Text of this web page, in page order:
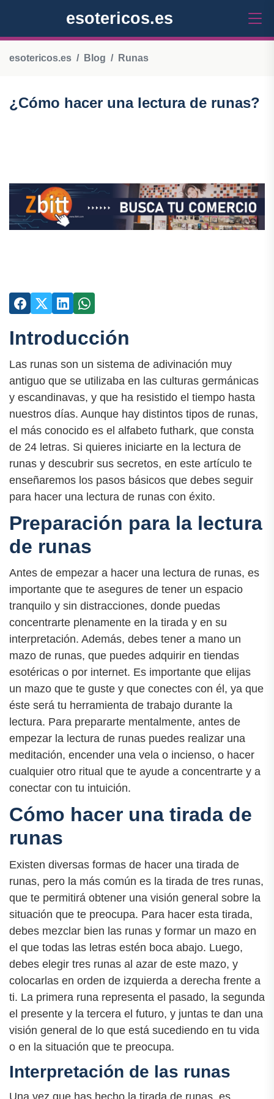
esotericos.es
esotericos.es Blog Runas
¿Cómo hacer una lectura de runas?
Introducción
Las runas son un sistema de adivinación muy
antiguo que se utilizaba en las culturas germánicas
y escandinavas, y que ha resistido el tiempo hasta
nuestros días. Aunque hay distintos tipos de runas,
el más conocido es el alfabeto futhark, que consta
de 24 letras. Si quieres iniciarte en la lectura de
runas y descubrir sus secretos, en este artículo te
enseñaremos los pasos básicos que debes seguir
para hacer una lectura de runas con éxito.
Preparación para la lectura
de runas
Antes de empezar a hacer una lectura de runas, es
importante que te asegures de tener un espacio
tranquilo y sin distracciones, donde puedas
concentrarte plenamente en la tirada y en su
interpretación. Además, debes tener a mano un
mazo de runas, que puedes adquirir en tiendas
esotéricas o por internet. Es importante que elijas
un mazo que te guste y que conectes con él, ya que
éste será tu herramienta de trabajo durante la
lectura. Para prepararte mentalmente, antes de
empezar la lectura de runas puedes realizar una
meditación, encender una vela o incienso, o hacer
cualquier otro ritual que te ayude a concentrarte y a
conectar con tu intuición.
Cómo hacer una tirada de
runas
Existen diversas formas de hacer una tirada de
runas, pero la más común es la tirada de tres runas,
que te permitirá obtener una visión general sobre la
situación que te preocupa. Para hacer esta tirada,
debes mezclar bien las runas y formar un mazo en
el que todas las letras estén boca abajo. Luego,
debes elegir tres runas al azar de este mazo, y
colocarlas en orden de izquierda a derecha frente a
ti. La primera runa representa el pasado, la segunda
el presente y la tercera el futuro, y juntas te dan una
visión general de lo que está sucediendo en tu vida
o en la situación que te preocupa.
Interpretación de las runas
Una vez que has hecho la tirada de runas, es